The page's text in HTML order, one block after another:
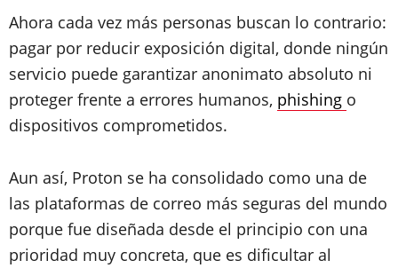
Ahora cada vez más personas buscan lo contrario:
pagar por reducir exposición digital, donde ningún
servicio puede garantizar anonimato absoluto ni
proteger frente a errores humanos, phishing o
dispositivos comprometidos.
Aun así, Proton se ha consolidado como una de
las plataformas de correo más seguras del mundo
porque fue diseñada desde el principio con una
prioridad muy concreta, que es dificultar al